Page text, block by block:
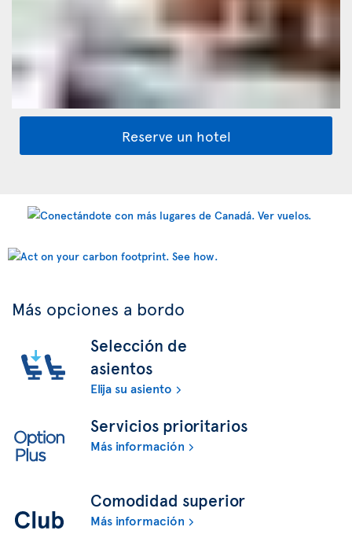
Reserve un hotel
Más opciones a bordo
Selección de
asientos
Elija su asiento
Servicios prioritarios
Más información
Comodidad superior
Más información